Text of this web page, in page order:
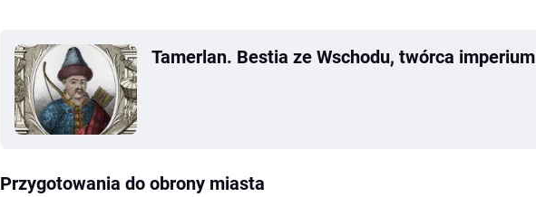
Tamerlan. Bestia ze Wschodu, twórca imperium
Przygotowania do obrony miasta